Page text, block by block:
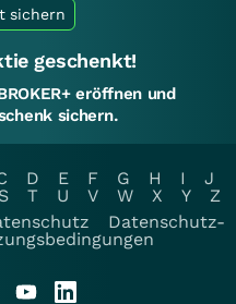
sichern
geschenkt!
eröffnen und
sichern.
D E F G H I
J
S T U V W X Y
Z
Datenschutz-